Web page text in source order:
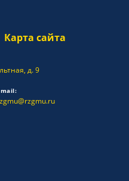
Карта сайта
д. 9